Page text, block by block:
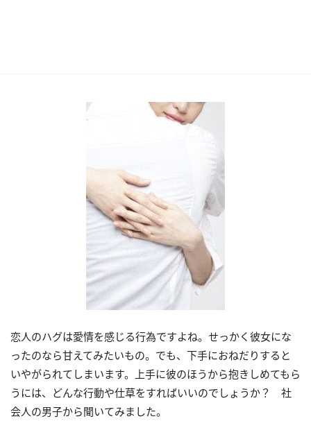
恋人のハグは愛情を感じる行為ですよね。せっかく彼女にな
ったのなら甘えてみたいもの。でも、下手におねだりすると
いやがられてしまいます。上手に彼のほうから抱きしめてもら
うには、どんな行動や仕草をすればいいのでしょうか？ 社
会人の男子から聞いてみました。